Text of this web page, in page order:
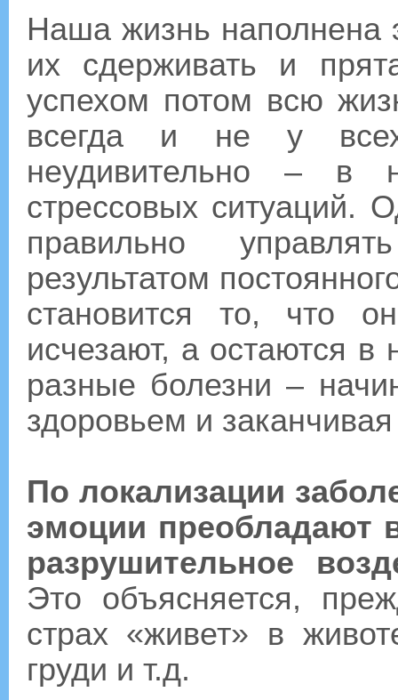
Наша жизнь наполнена
их сдерживать и
успехом потом всю
всегда и не у
неудивительно – в
стрессовых ситуаций.
правильно
результатом
становится то, что
исчезают, а остаются
разные болезни –
здоровьем и
По локализации
эмоции преобладают
разрушительное
Это объясняется,
страх «живет» в
груди и т.д.